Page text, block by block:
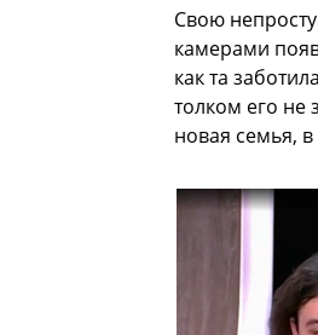
Свою
камерами
как та
толком его не
новая семья,